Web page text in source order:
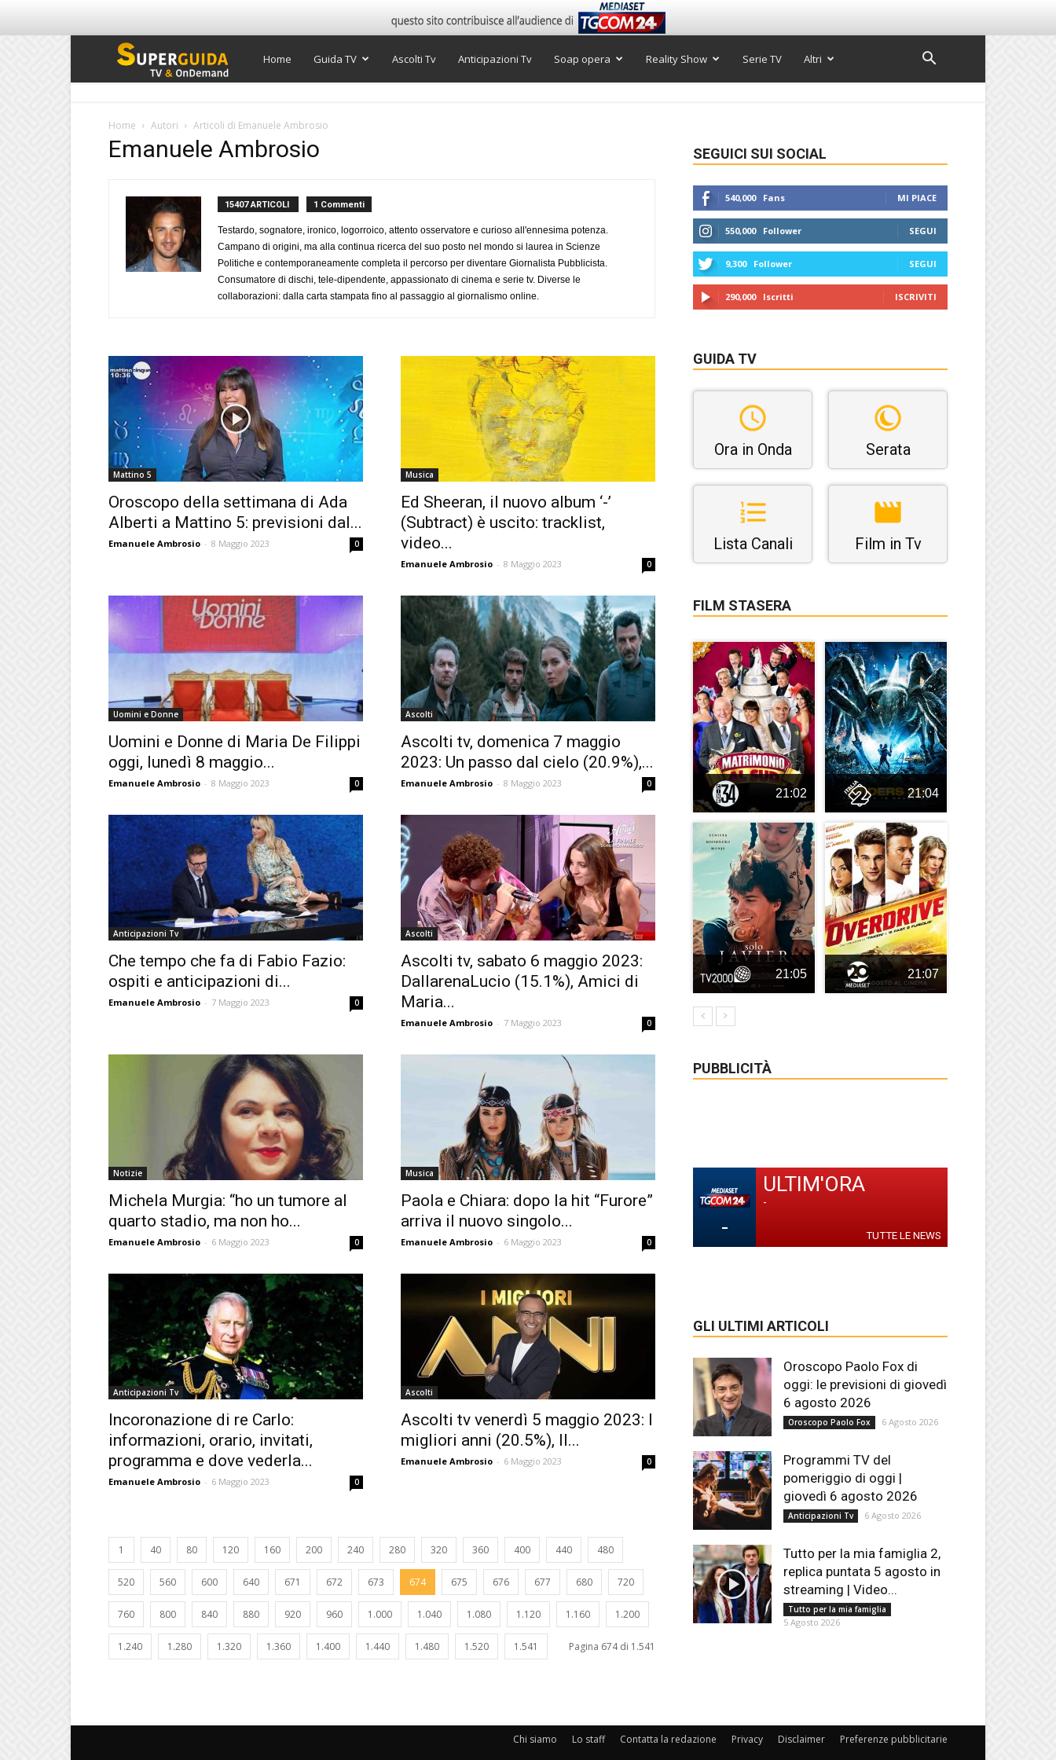
Super
TV
Home Guida TV Ascolti Tv Anticipazioni Tv Soap opera Reality Show Serie TV Altri
Home Autori Articoli di Emanuele Ambrosio
Emanuele Ambrosio
15407 ARTICOLI 1 Commenti
Testardo, sognatore, ironico, logorroico, attento osservatore e curioso all'ennesima potenza.
Campano di origini, ma alla continua ricerca del suo posto nel mondo si laurea in Scienze
Politiche e contemporaneamente completa il percorso per diventare Giornalista Pubblicista.
Consumatore di dischi, tele-dipendente, appassionato di cinema e serie tv. Diverse le
collaborazioni: dalla carta stampata fino al passaggio al giornalismo online.
Mattino 5
Oroscopo della settimana di Ada
Alberti a Mattino 5: previsioni dal...
Emanuele Ambrosio - 8 Maggio 2023 0
Musica
Ed Sheeran, il nuovo album ‘-ʼ
(Subtract) è uscito: tracklist,
video...
Emanuele Ambrosio - 8 Maggio 2023 0
Uomini e Donne
Uomini e Donne di Maria De Filippi
oggi, lunedì 8 maggio...
Emanuele Ambrosio - 8 Maggio 2023 0
Ascolti
Ascolti tv, domenica 7 maggio
2023: Un passo dal cielo (20.9%),...
Emanuele Ambrosio - 8 Maggio 2023 0
Anticipazioni Tv
Che tempo che fa di Fabio Fazio:
ospiti e anticipazioni di...
Emanuele Ambrosio - 7 Maggio 2023 0
Ascolti
Ascolti tv, sabato 6 maggio 2023:
DallarenaLucio (15.1%), Amici di
Maria...
Emanuele Ambrosio - 7 Maggio 2023 0
Notizie
Michela Murgia: “ho un tumore al
quarto stadio, ma non ho...
Emanuele Ambrosio - 6 Maggio 2023 0
Musica
Paola e Chiara: dopo la hit “Furore”
arriva il nuovo singolo...
Emanuele Ambrosio - 6 Maggio 2023 0
Anticipazioni Tv
Incoronazione di re Carlo:
informazioni, orario, invitati,
programma e dove vederla...
Emanuele Ambrosio - 6 Maggio 2023 0
Ascolti
Ascolti tv venerdì 5 maggio 2023: I
migliori anni (20.5%), Il...
Emanuele Ambrosio - 6 Maggio 2023 0
1 40 80 120 160 200 240 280 320 360 400 440 480
520 560 600 640 671 672 673 674 675 676 677 680 720
760 800 840 880 920 960 1.000 1.040 1.080 1.120 1.160 1.200
1.240 1.280 1.320 1.360 1.400 1.440 1.480 1.520 1.541 Pagina 674 di 1.541
SEGUICI SUI SOCIAL
540,000 Fans MI PIACE
550,000 Follower SEGUI
9,300 Follower SEGUI
290,000 Iscritti ISCRIVITI
GUIDA TV
Ora in Onda Serata
Lista Canali Film in Tv
FILM STASERA
21:02 21:04
21:05 21:07
PUBBLICITÀ
-
ULTIM'ORA
-
TUTTE LE NEWS
GLI ULTIMI ARTICOLI
Oroscopo Paolo Fox di
oggi: le previsioni di giovedì
6 agosto 2026
Oroscopo Paolo Fox 6 Agosto 2026
Programmi TV del
pomeriggio di oggi |
giovedì 6 agosto 2026
Anticipazioni Tv 6 Agosto 2026
Tutto per la mia famiglia 2,
replica puntata 5 agosto in
streaming | Video...
Tutto per la mia famiglia
5 Agosto 2026
Chi siamo Lo staff Contatta la redazione Privacy Disclaimer Preferenze pubblicitarie